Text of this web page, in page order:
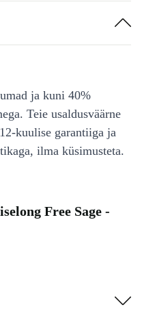
ja kuni 40%
Teie usaldusväärne
kuulise garantiiga ja
ilma küsimusteta.
Free Sage -